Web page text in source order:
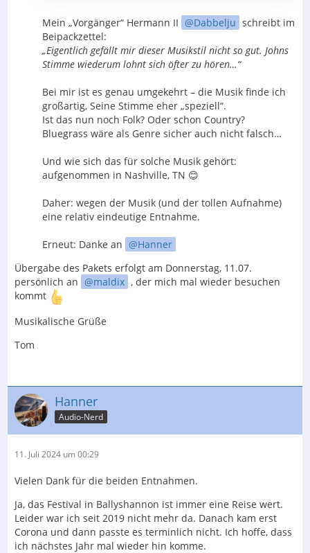
Mein „Vorgänger“ Hermann II Dabbelju schreibt im
Beipackzettel:
„Eigentlich gefällt mir dieser Musikstil nicht so gut. Johns
Stimme wiederum lohnt sich öfter zu hören…“
Bei mir ist es genau umgekehrt – die Musik finde ich
großartig, Seine Stimme eher „speziell“.
Ist das nun noch Folk? Oder schon Country?
Bluegrass wäre als Genre sicher auch nicht falsch…
Und wie sich das für solche Musik gehört:
aufgenommen in Nashville, TN 😊
Daher: wegen der Musik (und der tollen Aufnahme)
eine relativ eindeutige Entnahme.
Erneut: Danke an
Hanner
Übergabe des Pakets erfolgt am Donnerstag, 11.07.
persönlich an
maldix , der mich mal wieder besuchen
kommt
Musikalische Grüße
Tom
Hanner
Audio-Nerd
11. Juli 2024 um 00:29
Vielen Dank für die beiden Entnahmen.
Ja, das Festival in Ballyshannon ist immer eine Reise wert.
Leider war ich seit 2019 nicht mehr da. Danach kam erst
Corona und dann passte es terminlich nicht. Ich hoffe, dass
ich nächstes Jahr mal wieder hin komme.